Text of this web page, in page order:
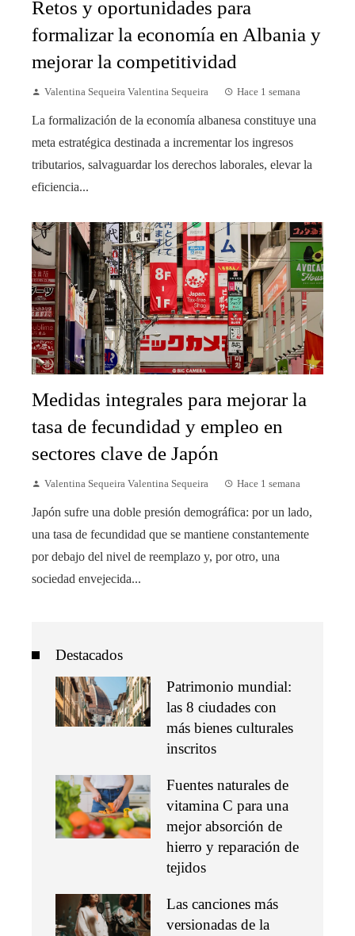
Retos y oportunidades para
formalizar la economía en Albania y
mejorar la competitividad
Valentina Sequeira Valentina Sequeira Hace 1 semana
La formalización de la economía albanesa constituye una
meta estratégica destinada a incrementar los ingresos
tributarios, salvaguardar los derechos laborales, elevar la
eficiencia...
Medidas integrales para mejorar la
tasa de fecundidad y empleo en
sectores clave de Japón
Valentina Sequeira Valentina Sequeira Hace 1 semana
Japón sufre una doble presión demográfica: por un lado,
una tasa de fecundidad que se mantiene constantemente
por debajo del nivel de reemplazo y, por otro, una
sociedad envejecida...
Destacados
Patrimonio mundial:
las 8 ciudades con
más bienes culturales
inscritos
Fuentes naturales de
vitamina C para una
mejor absorción de
hierro y reparación de
tejidos
Las canciones más
versionadas de la